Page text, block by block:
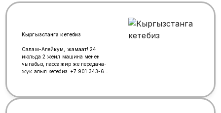
Кыргызстанга кетебиз
Салам-Алейкум, жамаат! 24
июльда 2 жеңил машина менен
чыгабыз, пассажир же передача-
жүк алып кетебиз. +7 901 343-68-